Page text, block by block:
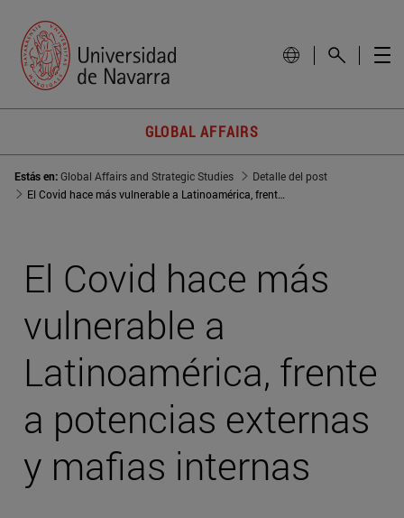
GLOBAL AFFAIRS
Estás en:Global Affairs and Strategic Studies
Detalle del post
El Covid hace más vulnerable a Latinoamérica, frente a potencias externas y mafias internas
El Covid hace más
vulnerable a
Latinoamérica, frente
a potencias externas
y mafias internas